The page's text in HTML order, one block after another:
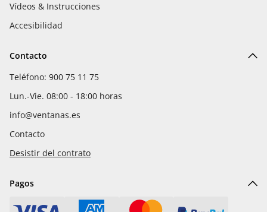
Vídeos & Instrucciones
Accesibilidad
Contacto
Teléfono: 900 75 11 75
Lun.-Vie. 08:00 - 18:00 horas
info@ventanas.es
Contacto
Desistir del contrato
Pagos